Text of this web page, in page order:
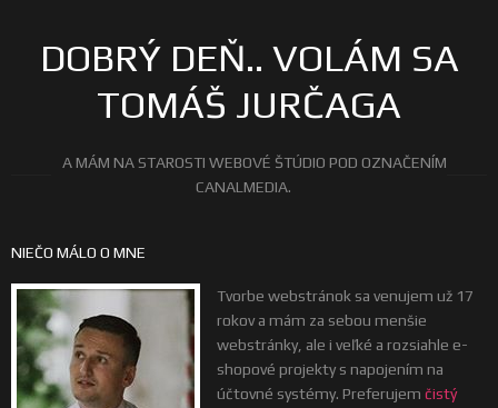
DOBRÝ DEŇ.. VOLÁM SA
TOMÁŠ JURČAGA
A MÁM NA STAROSTI WEBOVÉ ŠTÚDIO POD OZNAČENÍM
CANALMEDIA.
NIEČO MÁLO O MNE
Tvorbe webstránok sa venujem už 17
rokov a mám za sebou menšie
webstránky, ale i veľké a rozsiahle e-
shopové projekty s napojením na
účtovné systémy. Preferujem čistý